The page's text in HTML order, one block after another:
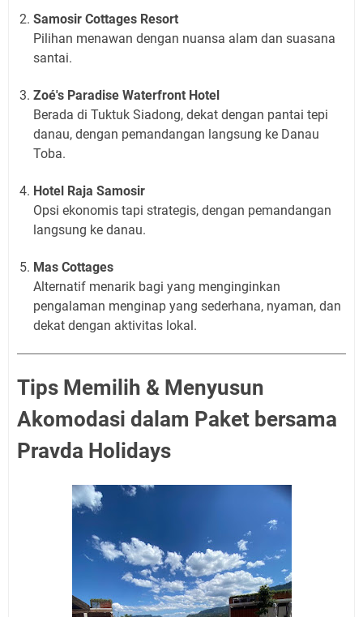
Samosir Cottages Resort
Pilihan menawan dengan nuansa alam dan suasana
santai.
Zoé's Paradise Waterfront Hotel
Berada di Tuktuk Siadong, dekat dengan pantai tepi
danau, dengan pemandangan langsung ke Danau
Toba.
Hotel Raja Samosir
Opsi ekonomis tapi strategis, dengan pemandangan
langsung ke danau.
Mas Cottages
Alternatif menarik bagi yang menginginkan
pengalaman menginap yang sederhana, nyaman, dan
dekat dengan aktivitas lokal.
Tips Memilih & Menyusun
Akomodasi dalam Paket bersama
Pravda Holidays